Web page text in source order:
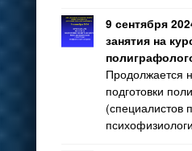
9 сентября
занятия на
Продолжается
подготовки
(специалистов